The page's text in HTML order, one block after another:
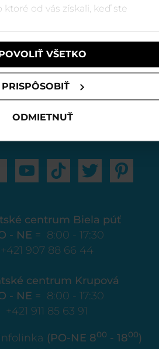
od vás získali, keď ste
VŠETKO
PRISPÔSOBIŤ
ODMIETNUŤ
tie najkrajšie
Tatier
TRASY→
centrum Biela púť
- NE = 8:00 - 17:30
+421 907 88 66 44
centrum Krupová
- NE = 8:00 - 17:30
+421 911 85 63 91
infolinka (PO-NE 800 - 1800)